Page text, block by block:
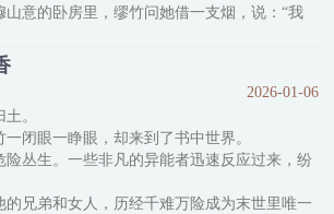
意的卧房里，缪竹问她借一支烟，说：“我
背着所有人成为穆山意的秘密情人。
上攻，年龄差8岁
·受VS情绪稳定·豪门大佬·攻
钟 天作之合
2026-01-06
。
闭眼一睁眼，却来到了书中世界。
险丛生。一些非凡的异能者迅速反应过来，纷
的兄弟和女人，历经千难万险成为末世里唯一